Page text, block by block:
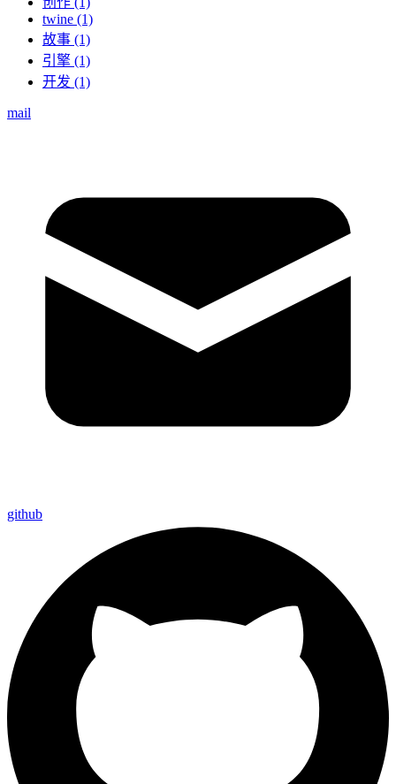
twine (1)
故事 (1)
引擎 (1)
开发 (1)
mail
github